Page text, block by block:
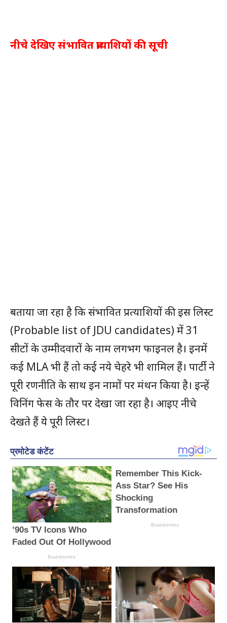
नीचे देखिए संभावित प्रत्याशियों की सूची
बताया जा रहा है कि संभावित प्रत्याशियों की इस लिस्ट
(Probable list of JDU candidates) में 31
सीटों के उम्मीदवारों के नाम लगभग फाइनल है। इनमें
कई MLA भी हैं तो कई नये चेहरे भी शामिल हैं। पार्टी ने
पूरी रणनीति के साथ इन नामों पर मंथन किया है। इन्हें
विनिंग फेस के तौर पर देखा जा रहा है। आइए नीचे
देखते हैं ये पूरी लिस्ट।